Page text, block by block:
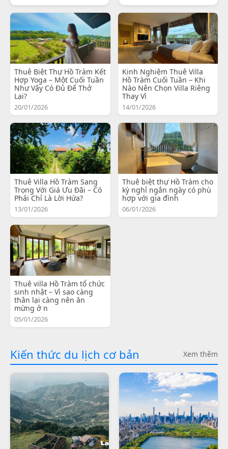
Thuê Biệt Thự Hồ Tràm Kết
Hợp Yoga – Một Cuối Tuần
Như Vậy Có Đủ Để Thở
Lại?
20/01/2026
Kinh Nghiệm Thuê Villa
Hồ Tràm Cuối Tuần – Khi
Nào Nên Chọn Villa Riêng
Thay Vì
14/01/2026
Thuê Villa Hồ Tràm Sang
Trọng Với Giá Ưu Đãi – Có
Phải Chỉ Là Lời Hứa?
13/01/2026
Thuê biệt thự Hồ Tràm cho
kỳ nghỉ ngắn ngày có phù
hợp với gia đình
06/01/2026
Thuê villa Hồ Tràm tổ chức
sinh nhật – Vì sao càng
thân lại càng nên ăn
mừng ở n
05/01/2026
Kiến thức du lịch cơ bản Xem thêm